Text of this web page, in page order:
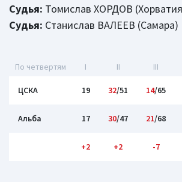
Судья: Томислав ХОРДОВ
Судья: Станислав ВАЛЕЕВ (Самара)
По четвертям I II III
ЦСКА 19 32/51 14/65
Альба 17 30/47 21/68
+2 +2 -7